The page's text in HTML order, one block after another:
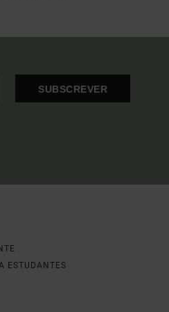
SUBSCREVER
ESTUDANTES